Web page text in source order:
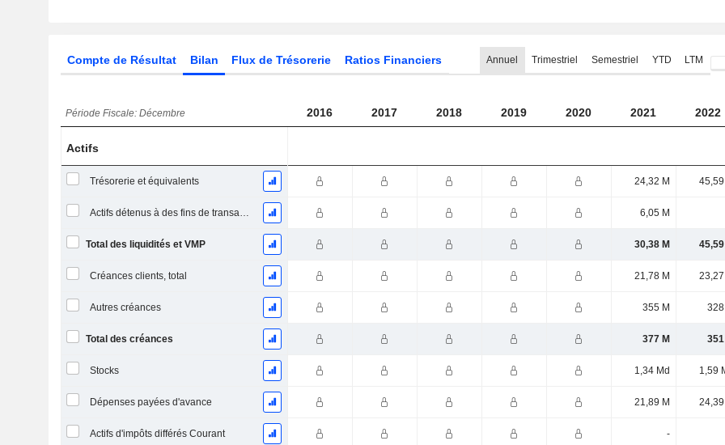
Compte de Résultat Bilan Flux de Trésorerie Ratios Financiers Annuel Trimestriel Semestriel YTD LTM
Période Fiscale: Décembre 2016 2017 2018 2019 2020 2021 2022
Actifs
Trésorerie et équivalents 24,32 M 45,59
Actifs détenus à des fins de transaction Titres, totalActifs détenus à des fins de transactions (Trading), Total. 6,05 M
Total des liquidités et VMP 30,38 M 45,59
Créances clients, total 21,78 M 23,27
Autres créances 355 M 328
Total des créances 377 M 351
Stocks 1,34 Md 1,59
Dépenses payées d'avance 21,89 M 24,39
Actifs d'impôts différés Courant -